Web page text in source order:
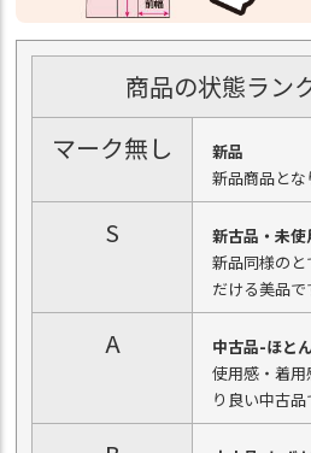
商品の状態ラン
マーク無し
新品
新品商品とな
S
新古品・未使
新品同様の
だける美品で
A
中古品-ほと
使用感・着
り良い中古品